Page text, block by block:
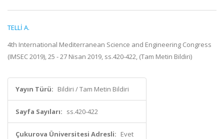
TELLİ A.
4th International Mediterranean Science and Engineering Congress
(IMSEC 2019), 25 - 27 Nisan 2019, ss.420-422, (Tam Metin Bildiri)
Yayın Türü: Bildiri / Tam Metin Bildiri
Sayfa Sayıları: ss.420-422
Çukurova Üniversitesi Adresli: Evet